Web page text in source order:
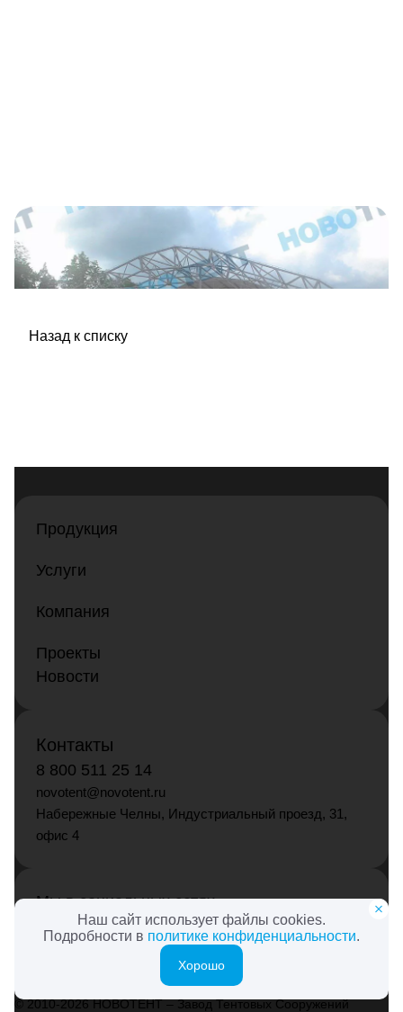
Назад к списку
Наш сайт использует файлы cookies.
Подробности в политике конфиденциальности.
Хорошо
Продукция
Услуги
Компания
Проекты
Новости
Контакты
8 800 511 25 14
novotent@novotent.ru
Набережные Челны, Индустриальный проезд, 31,
офис 4
Мы в социальных сетях
© 2010-2026 НОВОТЕНТ – Завод Тентовых Сооружений